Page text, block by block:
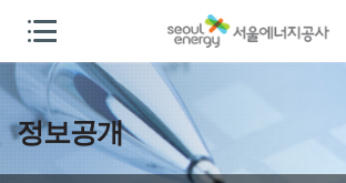
정보공개